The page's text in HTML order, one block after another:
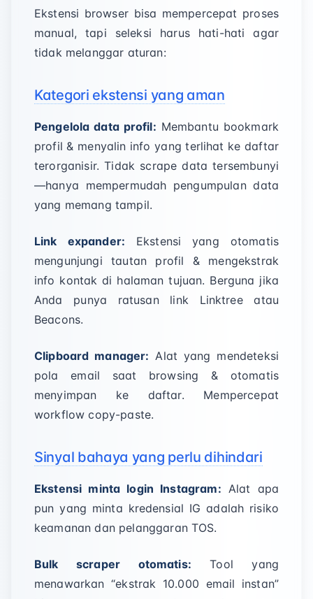
Ekstensi browser bisa mempercepat proses
manual, tapi seleksi harus hati-hati agar
tidak melanggar aturan:
Kategori ekstensi yang aman
Pengelola data profil: Membantu bookmark
profil & menyalin info yang terlihat ke daftar
terorganisir. Tidak scrape data tersembunyi
—hanya mempermudah pengumpulan data
yang memang tampil.
Link expander: Ekstensi yang otomatis
mengunjungi tautan profil & mengekstrak
info kontak di halaman tujuan. Berguna jika
Anda punya ratusan link Linktree atau
Beacons.
Clipboard manager: Alat yang mendeteksi
pola email saat browsing & otomatis
menyimpan ke daftar. Mempercepat
workflow copy-paste.
Sinyal bahaya yang perlu dihindari
Ekstensi minta login Instagram: Alat apa
pun yang minta kredensial IG adalah risiko
keamanan dan pelanggaran TOS.
Bulk scraper otomatis: Tool yang
menawarkan “ekstrak 10.000 email instan”